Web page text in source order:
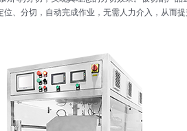
位、分切，自动完成作业，无需人力介入，从而提